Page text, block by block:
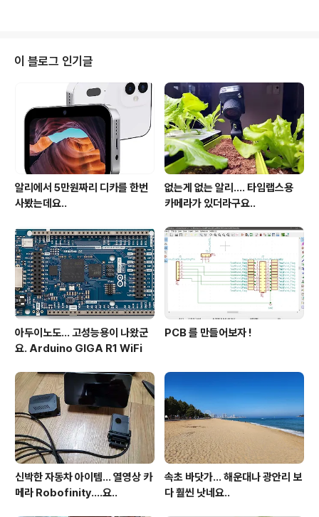
도 전화는 블루투스로 받으면 되지만, 메시지 온 것은 확인
방법이 없는게 아쉽더군요. 그래서 안드로이드 노티를 블
루투스로 전달하는 것을 하나 만들었습니다. 그걸 e-ink
로 뿌려요. 스마트폰을 들고 자리를 벗어나서 링크가 끊어
지면 기본 이미지 화면으로 전환을 시킬려고 하고요. 메시
지가 개인적인게 많아서 사..
이 블로그 인기글
알리에서 5만원짜리 디카를 한번
사봤는데요..
없는게 없는 알리.... 타임랩스용
카메라가 있더라구요..
아두이노도... 고성능용이 나왔군
요. Arduino GIGA R1 WiFi
PCB 를 만들어보자 !
신박한 자동차 아이템... 열영상 카
메라 Robofinity....요..
속초 바닷가... 해운대나 광안리 보
다 훨씬 낫네요..